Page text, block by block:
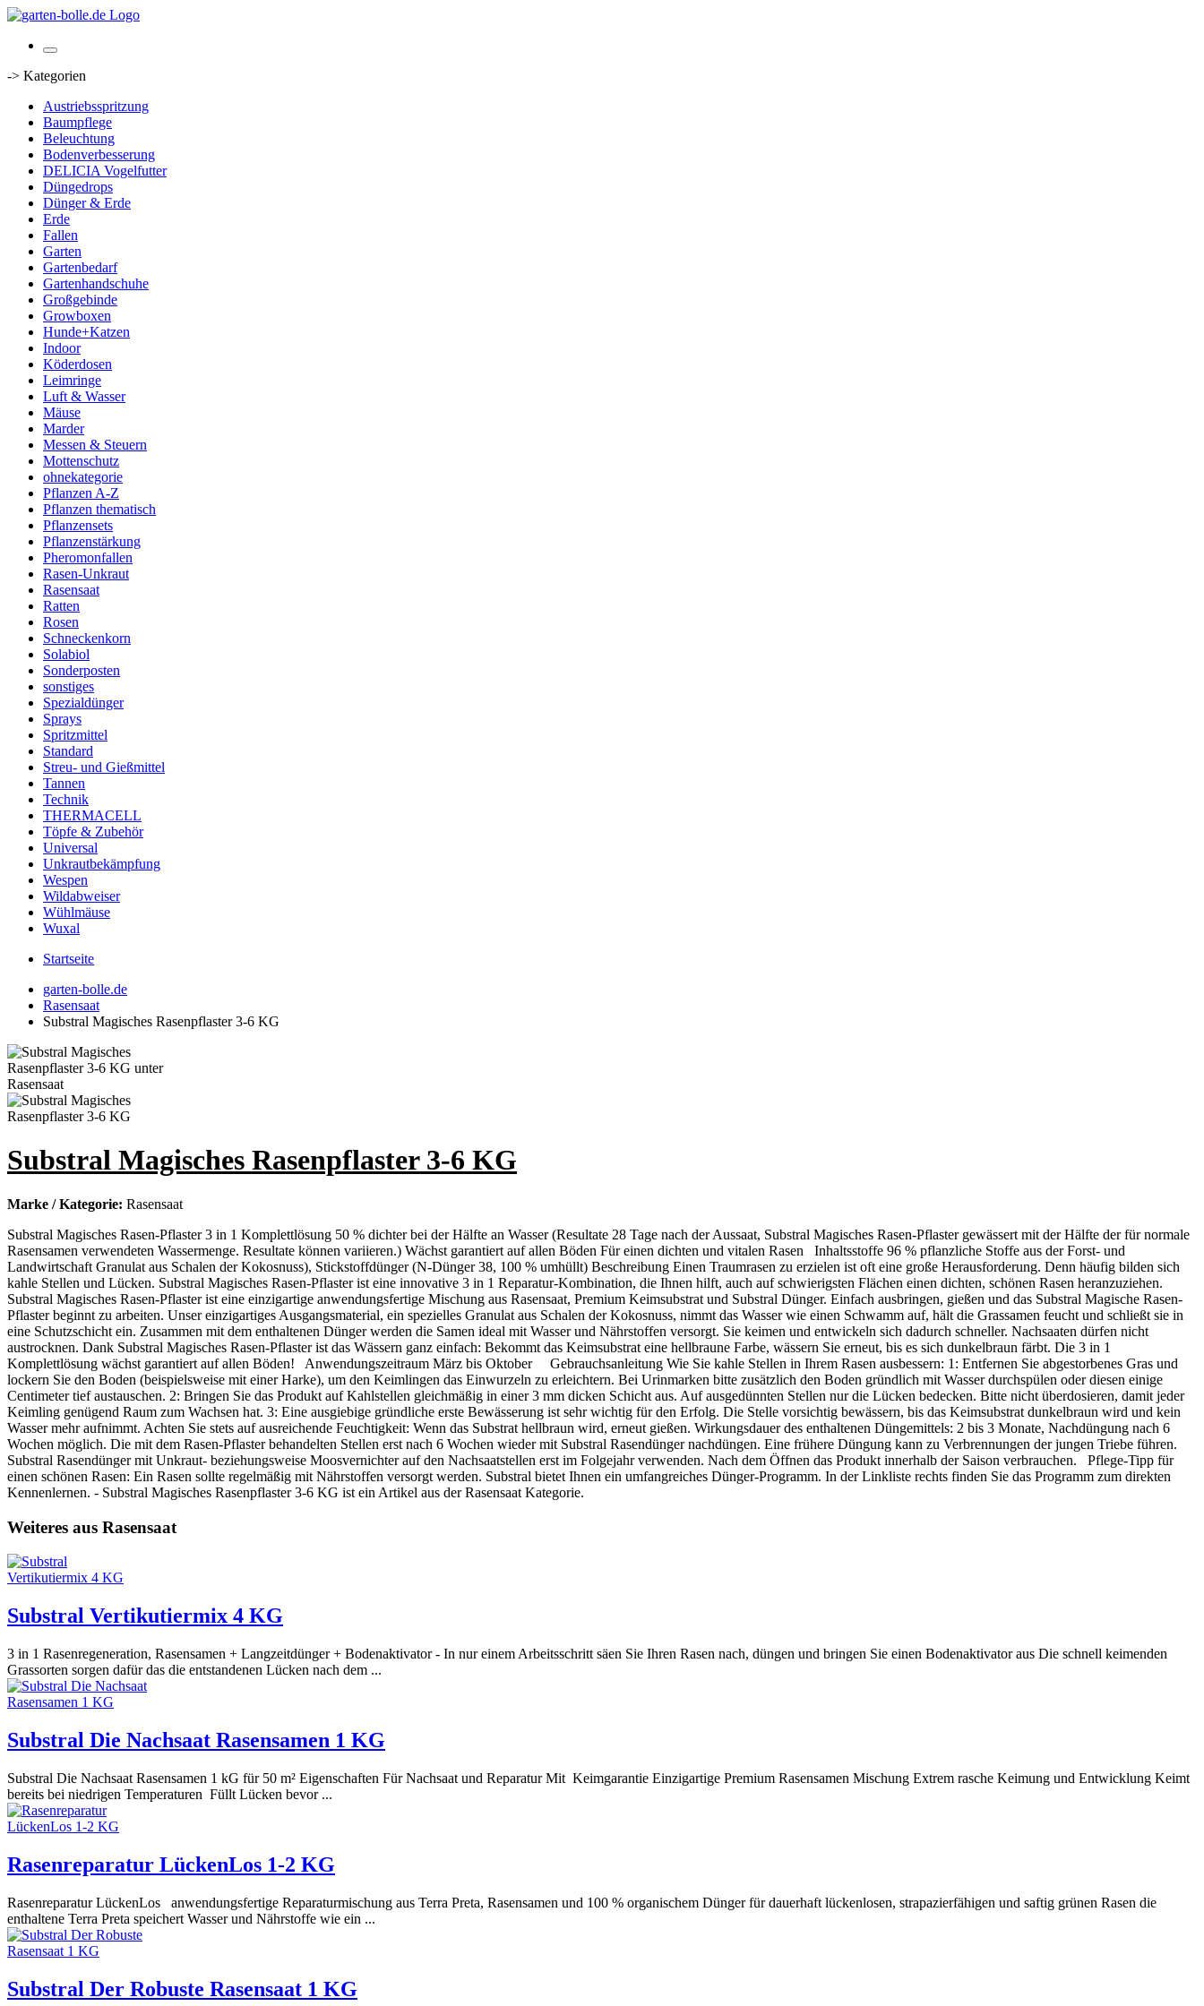
-> Kategorien
Austriebsspritzung
Baumpflege
Beleuchtung
Bodenverbesserung
DELICIA Vogelfutter
Düngedrops
Dünger & Erde
Erde
Fallen
Garten
Gartenbedarf
Gartenhandschuhe
Großgebinde
Growboxen
Hunde+Katzen
Indoor
Köderdosen
Leimringe
Luft & Wasser
Mäuse
Marder
Messen & Steuern
Mottenschutz
ohnekategorie
Pflanzen A-Z
Pflanzen thematisch
Pflanzensets
Pflanzenstärkung
Pheromonfallen
Rasen-Unkraut
Rasensaat
Ratten
Rosen
Schneckenkorn
Solabiol
Sonderposten
sonstiges
Spezialdünger
Sprays
Spritzmittel
Standard
Streu- und Gießmittel
Tannen
Technik
THERMACELL
Töpfe & Zubehör
Universal
Unkrautbekämpfung
Wespen
Wildabweiser
Wühlmäuse
Wuxal
Startseite
garten-bolle.de
Rasensaat
Substral Magisches Rasenpflaster 3-6 KG
Substral Magisches Rasenpflaster 3-6 KG
Marke / Kategorie: Rasensaat
Substral Magisches Rasen-Pflaster 3 in 1 Komplettlösung 50 % dichter bei der Hälfte an Wasser (Resultate 28 Tage nach der Aussaat, Substral Magisches Rasen-Pflaster gewässert mit der Hälfte der für normale
Rasensamen verwendeten Wassermenge. Resultate können variieren.) Wächst garantiert auf allen Böden Für einen dichten und vitalen Rasen Inhaltsstoffe 96 % pflanzliche Stoffe aus der Forst- und
Landwirtschaft Granulat aus Schalen der Kokosnuss), Stickstoffdünger (N-Dünger 38, 100 % umhüllt) Beschreibung Einen Traumrasen zu erzielen ist oft eine große Herausforderung. Denn häufig bilden sich
kahle Stellen und Lücken. Substral Magisches Rasen-Pflaster ist eine innovative 3 in 1 Reparatur-Kombination, die Ihnen hilft, auch auf schwierigsten Flächen einen dichten, schönen Rasen heranzuziehen.
Substral Magisches Rasen-Pflaster ist eine einzigartige anwendungsfertige Mischung aus Rasensaat, Premium Keimsubstrat und Substral Dünger. Einfach ausbringen, gießen und das Substral Magische Rasen-
Pflaster beginnt zu arbeiten. Unser einzigartiges Ausgangsmaterial, ein spezielles Granulat aus Schalen der Kokosnuss, nimmt das Wasser wie einen Schwamm auf, hält die Grassamen feucht und schließt sie in
eine Schutzschicht ein. Zusammen mit dem enthaltenen Dünger werden die Samen ideal mit Wasser und Nährstoffen versorgt. Sie keimen und entwickeln sich dadurch schneller. Nachsaaten dürfen nicht
austrocknen. Dank Substral Magisches Rasen-Pflaster ist das Wässern ganz einfach: Bekommt das Keimsubstrat eine hellbraune Farbe, wässern Sie erneut, bis es sich dunkelbraun färbt. Die 3 in 1
Komplettlösung wächst garantiert auf allen Böden! Anwendungszeitraum März bis Oktober Gebrauchsanleitung Wie Sie kahle Stellen in Ihrem Rasen ausbessern: 1: Entfernen Sie abgestorbenes Gras und
lockern Sie den Boden (beispielsweise mit einer Harke), um den Keimlingen das Einwurzeln zu erleichtern. Bei Urinmarken bitte zusätzlich den Boden gründlich mit Wasser durchspülen oder diesen einige
Centimeter tief austauschen. 2: Bringen Sie das Produkt auf Kahlstellen gleichmäßig in einer 3 mm dicken Schicht aus. Auf ausgedünnten Stellen nur die Lücken bedecken. Bitte nicht überdosieren, damit jeder
Keimling genügend Raum zum Wachsen hat. 3: Eine ausgiebige gründliche erste Bewässerung ist sehr wichtig für den Erfolg. Die Stelle vorsichtig bewässern, bis das Keimsubstrat dunkelbraun wird und kein
Wasser mehr aufnimmt. Achten Sie stets auf ausreichende Feuchtigkeit: Wenn das Substrat hellbraun wird, erneut gießen. Wirkungsdauer des enthaltenen Düngemittels: 2 bis 3 Monate, Nachdüngung nach 6
Wochen möglich. Die mit dem Rasen-Pflaster behandelten Stellen erst nach 6 Wochen wieder mit Substral Rasendünger nachdüngen. Eine frühere Düngung kann zu Verbrennungen der jungen Triebe führen.
Substral Rasendünger mit Unkraut- beziehungsweise Moosvernichter auf den Nachsaatstellen erst im Folgejahr verwenden. Nach dem Öffnen das Produkt innerhalb der Saison verbrauchen. Pflege-Tipp für
einen schönen Rasen: Ein Rasen sollte regelmäßig mit Nährstoffen versorgt werden. Substral bietet Ihnen ein umfangreiches Dünger-Programm. In der Linkliste rechts finden Sie das Programm zum direkten
Kennenlernen. - Substral Magisches Rasenpflaster 3-6 KG ist ein Artikel aus der Rasensaat Kategorie.
Weiteres aus Rasensaat
Substral Vertikutiermix 4 KG
3 in 1 Rasenregeneration, Rasensamen + Langzeitdünger + Bodenaktivator - In nur einem Arbeitsschritt säen Sie Ihren Rasen nach, düngen und bringen Sie einen Bodenaktivator aus Die schnell keimenden
Grassorten sorgen dafür das die entstandenen Lücken nach dem ...
Substral Die Nachsaat Rasensamen 1 KG
Substral Die Nachsaat Rasensamen 1 kG für 50 m² Eigenschaften Für Nachsaat und Reparatur Mit Keimgarantie Einzigartige Premium Rasensamen Mischung Extrem rasche Keimung und Entwicklung Keimt
bereits bei niedrigen Temperaturen Füllt Lücken bevor ...
Rasenreparatur LückenLos 1-2 KG
Rasenreparatur LückenLos anwendungsfertige Reparaturmischung aus Terra Preta, Rasensamen und 100 % organischem Dünger für dauerhaft lückenlosen, strapazierfähigen und saftig grünen Rasen die
enthaltene Terra Preta speichert Wasser und Nährstoffe wie ein ...
Substral Der Robuste Rasensaat 1 KG